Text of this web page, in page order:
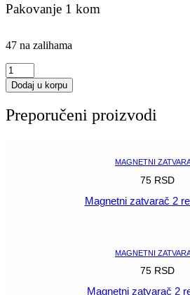
Pakovanje 1 kom
47 na zalihama
Magnetni
zatvarač
6
čelik
Dodaj u korpu
Preporučeni proizvodi
MAGNETNI
75 RSD
Magnetni zatvarač 2
MAGNETNI
75 RSD
Magnetni zatvarač 2